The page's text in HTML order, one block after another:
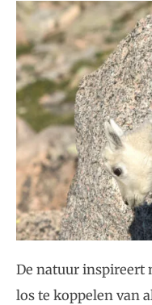
De natuur inspireert
los te koppelen van